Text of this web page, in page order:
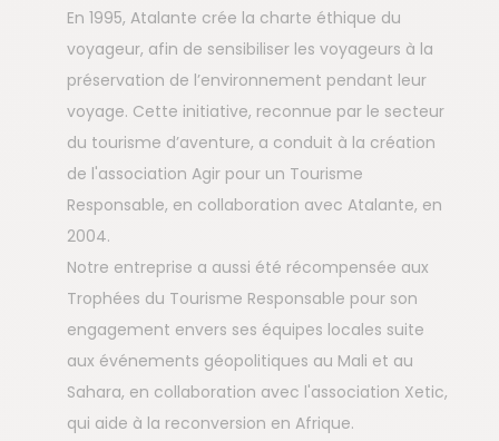
En 1995, Atalante crée la charte éthique du
voyageur, afin de sensibiliser les voyageurs à la
préservation de l’environnement pendant leur
voyage. Cette initiative, reconnue par le secteur
du tourisme d’aventure, a conduit à la création
de l'association Agir pour un Tourisme
Responsable, en collaboration avec Atalante, en
2004.
Notre entreprise a aussi été récompensée aux
Trophées du Tourisme Responsable pour son
engagement envers ses équipes locales suite
aux événements géopolitiques au Mali et au
Sahara, en collaboration avec l'association Xetic,
qui aide à la reconversion en Afrique.